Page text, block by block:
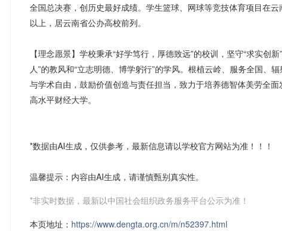
全国总决赛，创历史最好成绩。学生篮球、网球等竞技体育项目在
以上，居云南省公办高校前列。
【理念愿景】学校秉承“好学笃行，厚德致远”的校训，坚守“求实创
人”的教风和“立志明德、博学躬行”的学风。根植云岭、服务全国
与学术自由，鼓励价值创造与责任担当，致力于培养德智体美劳全
高水平财经大学。
*数据由AI生成，仅供参考，最新信息请以学校官方网站为准！！！
温馨提示：内容由AI生成，请谨慎甄别真实性。
*非实时数据，最新以中国社会组织政务服务平台公示为准！
本页地址： https://www.dengta.org.cn/m/n52397.html